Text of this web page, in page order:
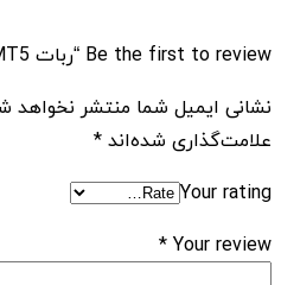
Be the first to review “ربات Kintal MT5”
نشانی ایمیل شما منتشر نخواهد
علامت‌گذاری شده‌اند*
Your rating
Your review
*